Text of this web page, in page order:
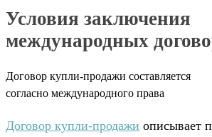
Условия заключения
международных
Договор купли-продажи составляется
согласно международного права
Договор купли-продажи описывает